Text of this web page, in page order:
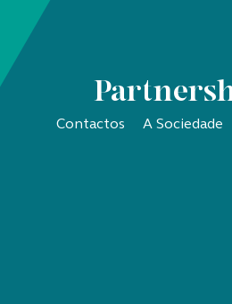
Contactos A Sociedade